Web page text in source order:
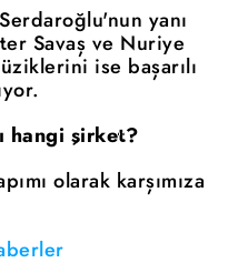
yanı
Savaş ve Nuriye
ise başarılı
hangi şirket?
olarak karşımıza